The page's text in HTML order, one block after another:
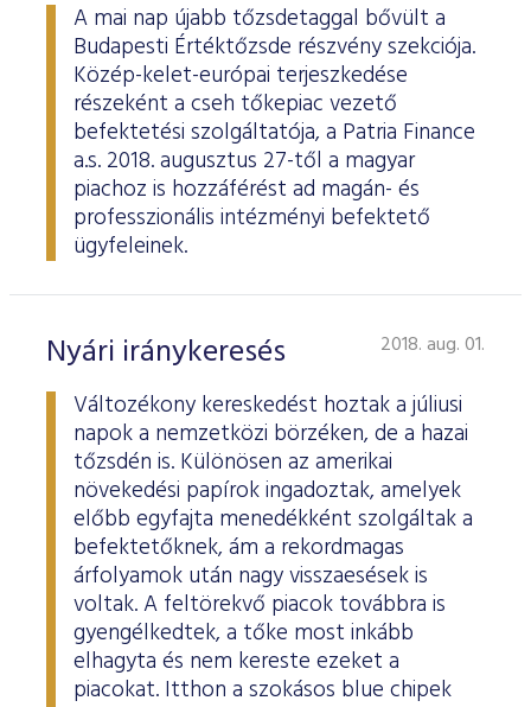
A mai nap újabb tőzsdetaggal bővült a
Budapesti Értéktőzsde részvény szekciója.
Közép-kelet-európai terjeszkedése
részeként a cseh tőkepiac vezető
befektetési szolgáltatója, a Patria Finance
a.s. 2018. augusztus 27-től a magyar
piachoz is hozzáférést ad magán- és
professzionális intézményi befektető
ügyfeleinek.
Nyári iránykeresés 2018. aug. 01.
Változékony kereskedést hoztak a júliusi
napok a nemzetközi börzéken, de a hazai
tőzsdén is. Különösen az amerikai
növekedési papírok ingadoztak, amelyek
előbb egyfajta menedékként szolgáltak a
befektetőknek, ám a rekordmagas
árfolyamok után nagy visszaesések is
voltak. A feltörekvő piacok továbbra is
gyengélkedtek, a tőke most inkább
elhagyta és nem kereste ezeket a
piacokat. Itthon a szokásos blue chipek